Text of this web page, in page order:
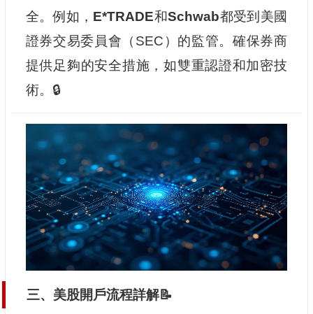
全。例如， E*TRADE和Schwab都受到美國
證券交易委員會（SEC）的監管。確保券商
提供足夠的安全措施，如雙重認證和加密技
術。🔒
三、美股開戶流程詳解📝